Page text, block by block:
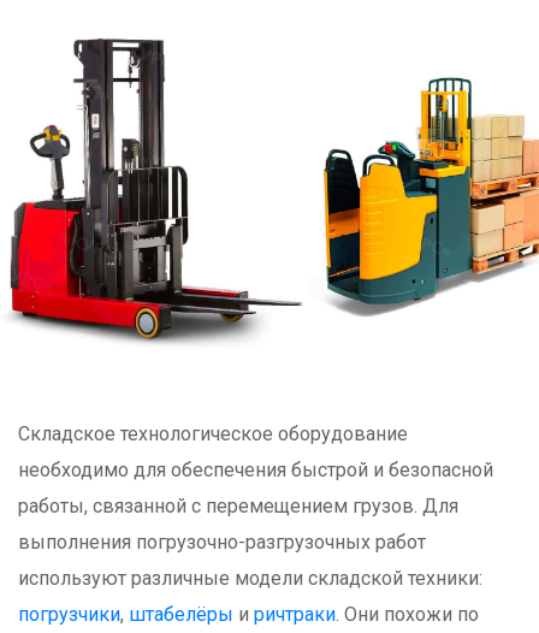
Складское технологическое оборудование
необходимо для обеспечения быстрой и безопасной
работы, связанной с перемещением грузов. Для
выполнения погрузочно-разгрузочных работ
используют различные модели складской техники:
погрузчики, штабелёры и ричтраки. Они похожи по